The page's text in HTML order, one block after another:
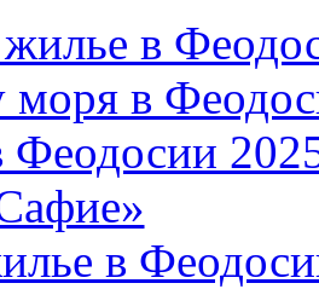
в
в
в